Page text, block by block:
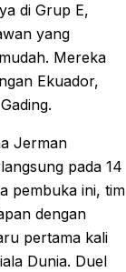
di Grup E,
yang
Mereka
Ekuador,
Jerman
pada 14
pembuka ini, tim
dengan
pertama kali
Dunia. Duel